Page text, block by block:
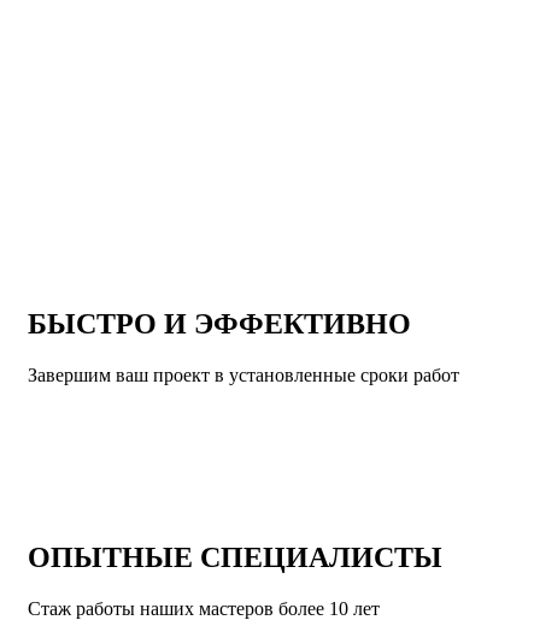
БЫСТРО И ЭФФЕКТИВНО
Завершим ваш проект в установленные сроки работ
ОПЫТНЫЕ СПЕЦИАЛИСТЫ
Стаж работы наших мастеров более 10 лет